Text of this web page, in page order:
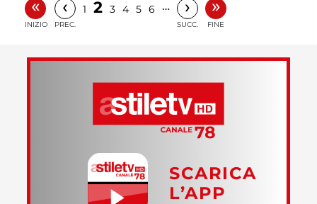
«
INIZIO
‹
PREC.
1 2 3 4 5 6 … ›
SUCC.
»
FINE
SCARICA
L’APP